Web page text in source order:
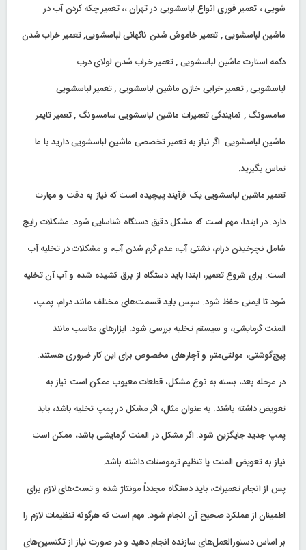
شویی ، تعمیر فوری انواع لباسشویی در تهران ،، تعمیر چکه کردن آب در
ماشین لباسشویی , تعمیر خاموش شدن ناگهانی لباسشویی, تعمیر خراب شدن
دکمه استارت ماشین لباسشویی , تعمیر خراب شدن لولای درب
لباسشویی , تعمیر خرابی خازن ماشین لباسشویی , تعمیر لباسشویی
سامسونگ , نمایندگی تعمیرات ماشین لباسشویی سامسونگ , تعمیر تایمر
ماشین لباسشویی. اگر نیاز به تعمیر تخصصی ماشین لباسشویی دارید با ما
تماس بگیرید.
تعمیر ماشین لباسشویی یک فرآیند پیچیده است که نیاز به دقت و مهارت
دارد. در ابتدا، مهم است که مشکل دقیق دستگاه شناسایی شود. مشکلات رایج
شامل نچرخیدن درام، نشتی آب، عدم گرم شدن آب، و مشکلات در تخلیه آب
است. برای شروع تعمیر، ابتدا باید دستگاه از برق کشیده شده و آب آن تخلیه
شود تا ایمنی حفظ شود. سپس باید قسمت‌های مختلف مانند درام، پمپ،
المنت گرمایشی، و سیستم تخلیه بررسی شود. ابزارهای مناسب مانند
پیچ‌گوشتی، مولتی‌متر، و آچارهای مخصوص برای این کار ضروری هستند.
در مرحله بعد، بسته به نوع مشکل، قطعات معیوب ممکن است نیاز به
تعویض داشته باشند. به عنوان مثال، اگر مشکل در پمپ تخلیه باشد، باید
پمپ جدید جایگزین شود. اگر مشکل در المنت گرمایشی باشد، ممکن است
نیاز به تعویض المنت یا تنظیم ترموستات داشته باشد.
پس از انجام تعمیرات، باید دستگاه مجدداً مونتاژ شده و تست‌های لازم برای
اطمینان از عملکرد صحیح آن انجام شود. مهم است که هرگونه تنظیمات لازم را
بر اساس دستورالعمل‌های سازنده انجام دهید و در صورت نیاز از تکنسین‌های